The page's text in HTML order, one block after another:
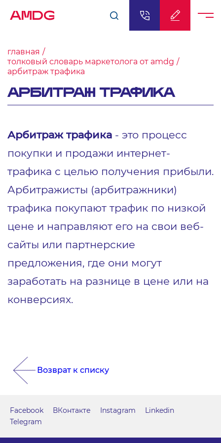
AMDG
главная
толковый словарь маркетолога от amdg
арбитраж трафика
АРБИТРАЖ ТРАФИКА
Арбитраж трафика - это процесс
покупки и продажи интернет-
трафика с целью получения прибыли.
Арбитражисты (арбитражники)
трафика покупают трафик по низкой
цене и направляют его на свои веб-
сайты или партнерские
предложения, где они могут
заработать на разнице в цене или на
конверсиях.
Возврат к списку
Facebook ВКонтакте Instagram
Linkedin
Telegram